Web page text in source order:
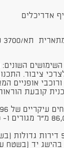
אדריכלים
תוקף ביום 15/1/2015.
השימושים
ציבור.
אופניים
קובעת